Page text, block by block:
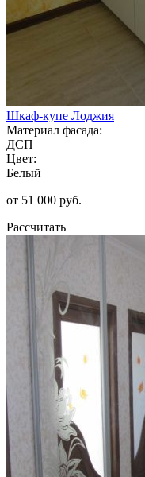
Шкаф-купе Лоджия
Материал фасада:
ДСП
Цвет:
Белый
от 51 000 руб.
Рассчитать